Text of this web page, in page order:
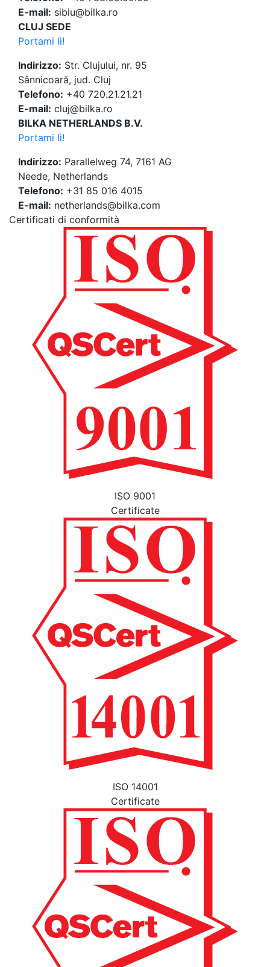
E-mail: sibiu@bilka.ro
CLUJ SEDE
Portami lì!
Indirizzo: Str. Clujului, nr. 95
Sânnicoară, jud. Cluj
Telefono: +40 720.21.21.21
E-mail: cluj@bilka.ro
BILKA NETHERLANDS B.V.
Portami lì!
Indirizzo: Parallelweg 74, 7161 AG
Neede, Netherlands
Telefono: +31 85 016 4015
E-mail: netherlands@bilka.com
Certificati di conformità
ISO 9001
Certificate
ISO 14001
Certificate